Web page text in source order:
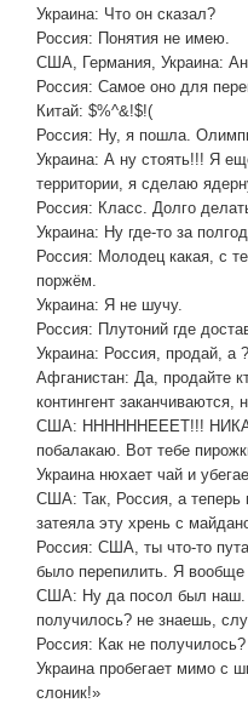
Украина: Что он сказал?
Россия: Понятия не имею.
США, Германия, Украина:
Россия: Самое оно для
Китай: $%^&!$!(
Россия: Ну, я пошла.
Украина: А ну стоять!!! Я
территории, я сделаю
Россия: Класс. Долго
Украина: Ну где-то за
Россия: Молодец какая, с
поржём.
Украина: Я не шучу.
Россия: Плутоний где
Украина: Россия, продай, а
Афганистан: Да, продайте
контингент заканчиваются,
США: ННННННЕЕЕТ!!!
побалакаю. Вот тебе
Украина нюхает чай и
США: Так, Россия, а теперь
затеяла эту хрень с
Россия: США, ты что-то
было перепилить. Я
США: Ну да посол был наш.
получилось? не знаешь,
Россия: Как не
Украина пробегает мимо с
слоник!»